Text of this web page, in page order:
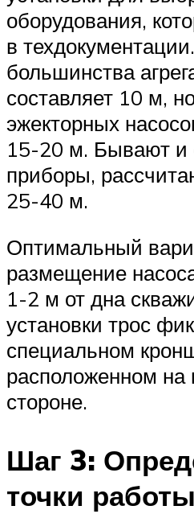
оборудования,
в
большинства
составляет 10 м,
эжекторных
15-20 м. Бывают и
приборы,
25-40 м.
Оптимальный
размещение
1-2 м от дна
установки трос
специальном
расположенном на
стороне.
Шаг 3:
точки